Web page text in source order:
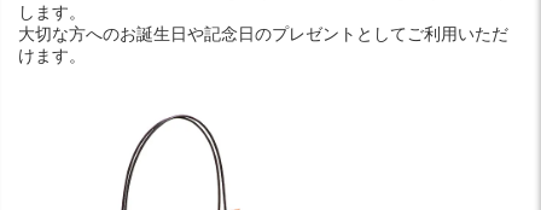
します。
大切な方へのお誕生日や記念日のプレゼントとしてご利用いただ
けます。